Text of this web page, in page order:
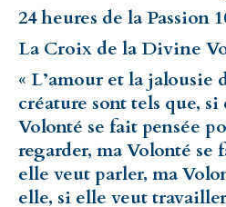
24 heures de la Passion
La Croix de la Divine
« L’amour et la jalousie
créature sont tels que,
Volonté se fait pensée
regarder, ma Volonté
elle veut parler, ma
elle, si elle veut